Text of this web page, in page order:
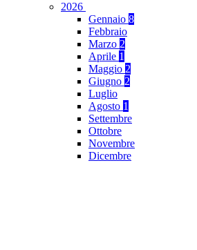
2026
Gennaio 8
Febbraio
Marzo 2
Aprile 1
Maggio 2
Giugno 2
Luglio
Agosto 1
Settembre
Ottobre
Novembre
Dicembre